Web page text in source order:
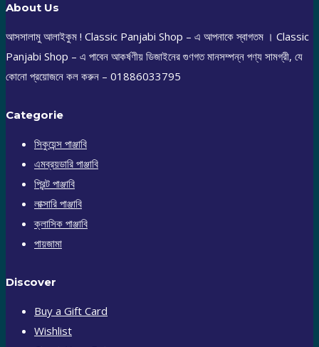
About Us
আসসালামু আলাইকুম ! Classic Panjabi Shop – এ আপনাকে স্বাগতম । Classic
Panjabi Shop – এ পাবেন আকর্ষণীয় ডিজাইনের গুণগত মানসম্পন্ন পণ্য সামগ্রী, যে
কোনো প্রয়োজনে কল করুন – 01886033795
Categorie
সিকুয়েন্স পাঞ্জাবি
এমব্রয়ডারি পাঞ্জাবি
প্রিন্ট পাঞ্জাবি
লাক্সারি পাঞ্জাবি
ক্লাসিক পাঞ্জাবি
পায়জামা
Discover
Buy a Gift Card
Wishlist